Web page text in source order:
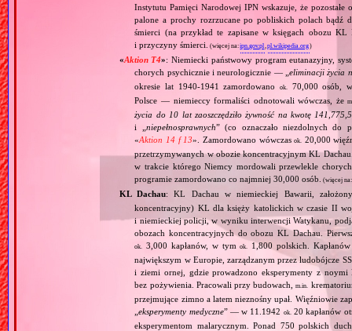
Instytutu Pamięci Narodowej IPN wskazuje, że
palone a prochy rozrzucane po pobliskich polach bądź
śmierci (na przykład te zapisane w księgach obozu
i przyczyny śmierci.
(więcej na:ipn.gov.pl ,pl.wikipedia.org)
«Aktion T4»: Niemiecki państwowy program eutanazyjny,
chorych psychicznie i neurologicznie — „eliminacji życia
okresie lat 1940‐1941 zamordowanook.
70,000 osób,
Polsce — niemieccy formaliści odnotowali wówczas, że
życia do 10 lat zaoszczędziło żywność na kwotę
i „ niepełnosprawnych” (co oznaczało niezdolnych do
«Aktion 14 f 13». Zamordowano wówczasok.
20,000
przetrzymywanych w obozie koncentracyjnym KL
w trakcie którego Niemcy mordowali przewlekle
programie zamordowano co najmniej 30,000 osób.
(więcej
KL Dachau: KL Dachau w niemieckiej Bawarii,
koncentracyjny) KL dla księży katolickich w czasie II
i niemieckiej policji, w wyniku interwencji Watykanu,
obozach koncentracyjnych do obozu KL Dachau.
ok. 3,000 kapłanów, w tymok.
1,800 polskich.
największym w Europie, zarządzanym przez ludobójcze
i ziemi ornej, gdzie prowadzono eksperymenty z
bez pożywienia. Pracowali przy budowach,m.in.
przejmujące zimno a latem nieznośny upał. Więźniowie
„eksperymenty medyczne” — w 11.1942 ok. 20 kapłanów
eksperymentom malarycznym. Ponad 750 polskich